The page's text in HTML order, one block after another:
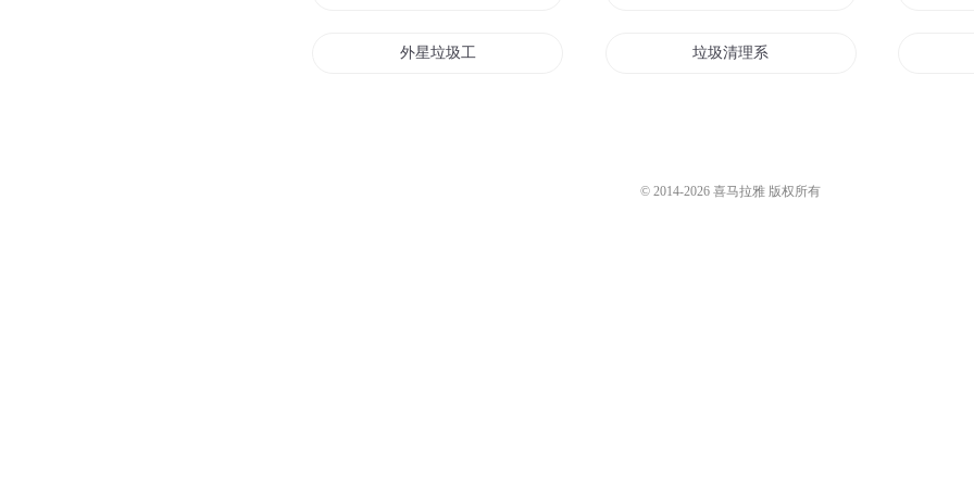
外星垃圾工 垃圾清理系统
© 2014-2026 喜马拉雅 版权所有